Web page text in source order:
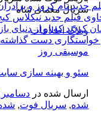
که او از دنیای
گذاشته دقیقا مثل
سریال معمای شاه
وبلاگ اطلاعات
موسیقی روز
سئو و بهینه سازی
ارسال شده در دسامبر 30, 2015
شده, سریال فوت,